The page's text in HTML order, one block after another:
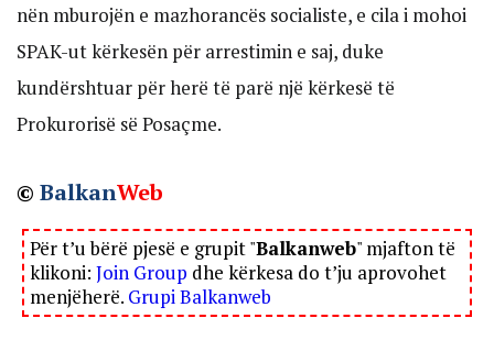
nën mburojën e mazhorancës socialiste, e cila i mohoi
SPAK-ut kërkesën për arrestimin e saj, duke
kundërshtuar për herë të parë një kërkesë të
Prokurorisë së Posaçme.
© BalkanWeb
Për t’u bërë pjesë e grupit "Balkanweb" mjafton të
klikoni: Join Group dhe kërkesa do t’ju aprovohet
menjëherë. Grupi Balkanweb